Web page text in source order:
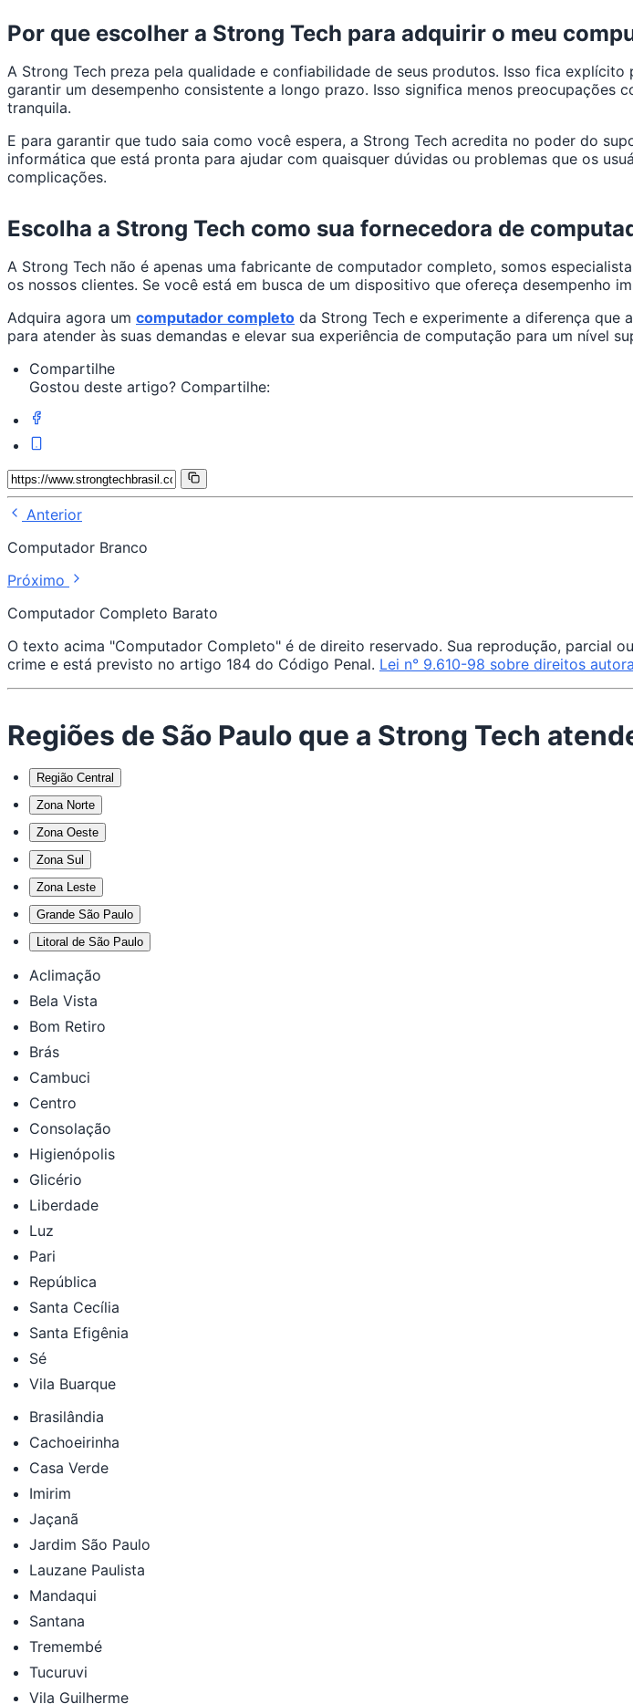
Por que escolher a Strong Tech para adquirir o meu
A Strong Tech preza pela qualidade e confiabilidade de seus produtos. Isso fica
garantir um desempenho consistente a longo prazo. Isso significa menos
tranquila.
E para garantir que tudo saia como você espera, a Strong Tech acredita no poder do
informática que está pronta para ajudar com quaisquer dúvidas ou problemas que os
complicações.
Escolha a Strong Tech como sua fornecedora de
A Strong Tech não é apenas uma fabricante de computador completo, somos
os nossos clientes. Se você está em busca de um dispositivo que ofereça desempenho
Adquira agora um computador completo da Strong Tech e experimente a diferença
para atender às suas demandas e elevar sua experiência de computação para um nível
Compartilhe
Gostou deste artigo? Compartilhe:
Anterior
Computador Branco
Próximo
Computador Completo Barato
O texto acima "Computador Completo" é de direito reservado. Sua reprodução, parcial
crime e está previsto no artigo 184 do Código Penal. Lei n° 9.610-98 sobre direitos
Regiões de São Paulo que a Strong Tech
Região Central
Zona Norte
Zona Oeste
Zona Sul
Zona Leste
Grande São Paulo
Litoral de São Paulo
Aclimação
Bela Vista
Bom Retiro
Brás
Cambuci
Centro
Consolação
Higienópolis
Glicério
Liberdade
Luz
Pari
República
Santa Cecília
Santa Efigênia
Sé
Vila Buarque
Brasilândia
Cachoeirinha
Casa Verde
Imirim
Jaçanã
Jardim São Paulo
Lauzane Paulista
Mandaqui
Santana
Tremembé
Tucuruvi
Vila Guilherme